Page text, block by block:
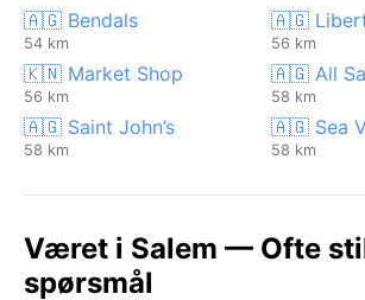
🇦🇬 Bendals
54 km
🇦🇬
56 km
🇰🇳 Market Shop
56 km
🇦🇬 All
58 km
🇦🇬 Saint John’s
58 km
🇦🇬 Sea
58 km
Været i Salem — Ofte
spørsmål